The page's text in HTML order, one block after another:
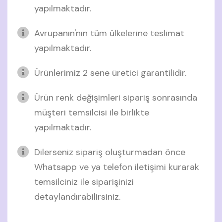
yapılmaktadır.
Avrupanın'nın tüm ülkelerine teslimat
yapılmaktadır.
Ürünlerimiz 2 sene üretici garantilidir.
Ürün renk değişimleri sipariş sonrasında
müşteri temsilcisi ile birlikte
yapılmaktadır.
Dilerseniz sipariş oluşturmadan önce
Whatsapp ve ya telefon iletişimi kurarak
temsilciniz ile siparişinizi
detaylandırabilirsiniz.